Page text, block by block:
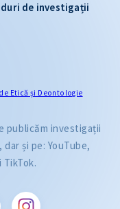
de investigații
Etică și Deontologie
publicăm investigații
și pe: YouTube,
TikTok.